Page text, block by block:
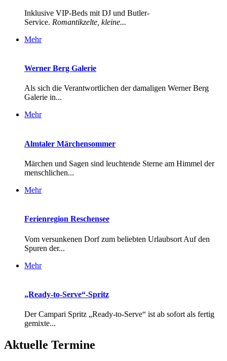
Inklusive VIP-Beds mit DJ und Butler-
Service. Romantikzelte, kleine...
Mehr
Werner Berg Galerie
Als sich die Verantwortlichen der damaligen Werner Berg
Galerie in...
Mehr
Almtaler Märchensommer
Märchen und Sagen sind leuchtende Sterne am Himmel der
menschlichen...
Mehr
Ferienregion Reschensee
Vom versunkenen Dorf zum beliebten Urlaubsort Auf den
Spuren der...
Mehr
„Ready-to-Serve“-Spritz
Der Campari Spritz „Ready-to-Serve“ ist ab sofort als fertig
gemixte...
Aktuelle Termine